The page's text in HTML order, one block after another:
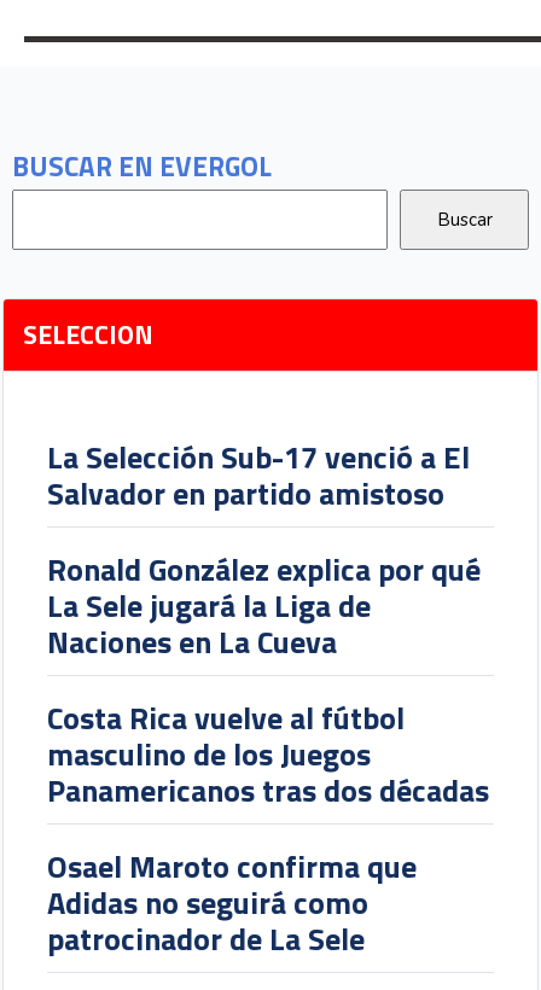
BUSCAR EN EVERGOL
SELECCION
La Selección Sub-17 venció a El
Salvador en partido amistoso
Ronald González explica por qué
La Sele jugará la Liga de
Naciones en La Cueva
Costa Rica vuelve al fútbol
masculino de los Juegos
Panamericanos tras dos décadas
Osael Maroto confirma que
Adidas no seguirá como
patrocinador de La Sele